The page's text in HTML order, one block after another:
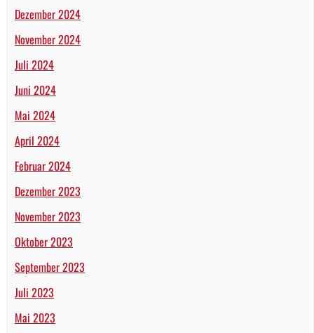
Dezember 2024
November 2024
Juli 2024
Juni 2024
Mai 2024
April 2024
Februar 2024
Dezember 2023
November 2023
Oktober 2023
September 2023
Juli 2023
Mai 2023